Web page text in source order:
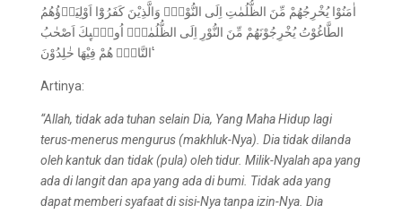
اٰمَنُوْا يُخْرِجُهُمْ مِّنَ الظُّلُمٰتِ اِلَى النُّوْرِۗ وَالَّذِيْنَ كَفَرُوْٓا اَوْلِيَاۤؤُهُمُ
الطَّاغُوْتُ يُخْرِجُوْنَهُمْ مِّنَ النُّوْرِ اِلَى الظُّلُمٰتِۗ اُولٰۤىِٕكَ اَصْحٰبُ
النَّارِۚ هُمْ فِيْهَا خٰلِدُوْنَ ࣖ
Artinya:
“Allah, tidak ada tuhan selain Dia, Yang Maha Hidup lagi
terus-menerus mengurus (makhluk-Nya). Dia tidak dilanda
oleh kantuk dan tidak (pula) oleh tidur. Milik-Nyalah apa yang
ada di langit dan apa yang ada di bumi. Tidak ada yang
dapat memberi syafaat di sisi-Nya tanpa izin-Nya. Dia